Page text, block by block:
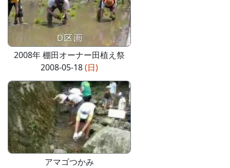
2008年 棚田オーナー田植え祭
2008-05-18(日)
アマゴつかみ